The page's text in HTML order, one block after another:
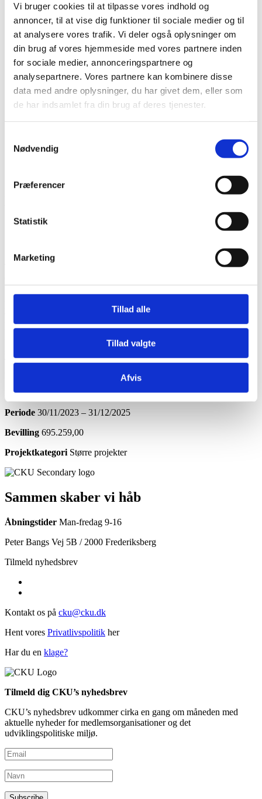
Vi bruger cookies til at tilpasse vores indhold og
annoncer, til at vise dig funktioner til sociale medier og til
at analysere vores trafik. Vi deler også oplysninger om
din brug af vores hjemmeside med vores partnere inden
for sociale medier, annonceringspartnere og
analysepartnere. Vores partnere kan kombinere disse
data med andre oplysninger, du har givet dem, eller som
de har indsamlet fra din brug af deres tjenester.
Nødvendig
Præferencer
Statistik
Marketing
Tillad alle
Tillad valgte
Afvis
Værdier og vision
Det diakonale arbejde
Det kristne livssyn
Forandringsteori
Udviklingssyn
Hvordan arbejder vi?
Folkelig forankring
Organisation
Bestyrelse og Bevillingsudvalg
Økonomi
Sekretariatet
Kalender
Projektnummer
The goal of ‘Kijani’ is to engage young Danes under education in
firsthand climate change and climate adaption initiatives in East
Africa. The project focuses on SDG 13 and 17 and will facilitate
youth-to youth encounters between Danish high school students and
these, the students will facilitate civic engagement activities in the
form of workshops, panel debates and SoMe campaigns targeting
students from both folk school, boarding schools and high schools.
The activities will educate and engage the target groups with focus
on the role of youth as agents of change.
Info
Periode 30/11/2023 – 31/12/2025
Bevilling 695.259,00
Projektkategori Større projekter
Sammen skaber vi håb
Åbningstider Man-fredag 9-16
Peter Bangs Vej 5B / 2000 Frederiksberg
Tilmeld nyhedsbrev
Kontakt os på cku@cku.dk
Hent vores Privatlivspolitik her
Har du en klage?
Tilmeld dig CKU’s nyhedsbrev
CKU’s nyhedsbrev udkommer cirka en gang om måneden med
aktuelle nyheder for medlemsorganisationer og det
udviklingspolitiske miljø.